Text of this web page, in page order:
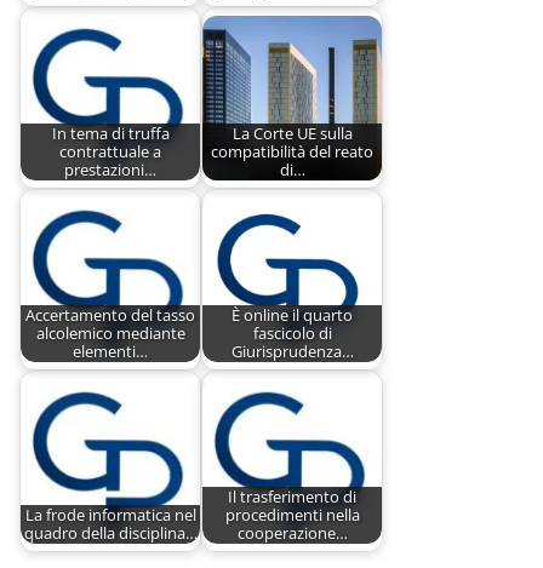
In tema di truffa
contrattuale a
prestazioni…
La Corte UE sulla
compatibilità del reato
di…
Accertamento del tasso
alcolemico mediante
elementi…
È online il quarto
fascicolo di
Giurisprudenza…
La frode informatica nel
quadro della disciplina…
Il trasferimento di
procedimenti nella
cooperazione…